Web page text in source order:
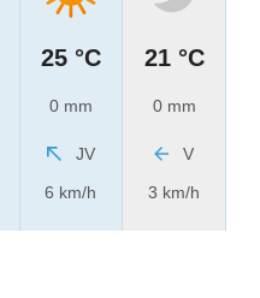
25 °C
0 mm
JV
6 km/h
21 °C
0 mm
V
3 km/h